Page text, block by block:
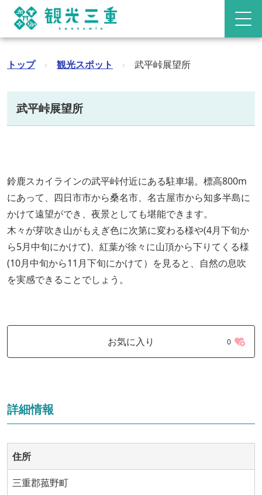
トップ › 観光スポット › 武平峠展望所
武平峠展望所
鈴鹿スカイラインの武平峠付近にある駐車場。標高800m
にあって、四日市市から桑名市、名古屋市から知多半島に
かけて遠望ができ、夜景としても堪能できます。
木々が芽吹き山がもえぎ色に次第に変わる様や(4月下旬か
ら5月中旬にかけて)、紅葉が徐々に山頂から下りてくる様
(10月中旬から11月下旬にかけて）を見ると、自然の息吹
を実感できることでしょう。
お気に入り 0
詳細情報
住所
三重郡菰野町